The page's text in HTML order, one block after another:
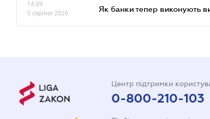
14.09
5 серпня 2026
Як банки тепер виконують
Центр підтримки
0-800-210-103